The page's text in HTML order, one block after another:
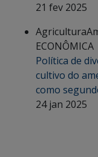
21 fev 2025
Agricultura
ECONÔMICA
Política de
cultivo do
como
24 jan 2025